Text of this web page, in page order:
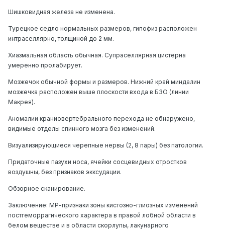
Шишковидная железа не изменена.
Турецкое седло нормальных размеров, гипофиз расположен
интраселлярно, толщиной до 2 мм.
Хиазмальная область обычная. Супраселлярная цистерна
умеренно пролабирует.
Мозжечок обычной формы и размеров. Нижний край миндалин
мозжечка расположен выше плоскости входа в БЗО (линии
Макрея).
Аномалии краниовертебрального перехода не обнаружено,
видимые отделы спинного мозга без изменений.
Визуализирующиеся черепные нервы (2, 8 пары) без патологии.
Придаточные пазухи носа, ячейки сосцевидных отростков
воздушны, без признаков экксудации.
Обзорное сканирование.
Заключение: МР-признаки зоны кистозно-глиозных изменений
постгеморрагического характера в правой лобной области в
белом веществе и в области скорлупы, лакунарного